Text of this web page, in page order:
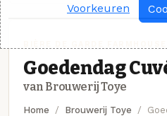
Goedendag
van Brouwerij Toye
Home Brouwerij Toye
Voorkeuren